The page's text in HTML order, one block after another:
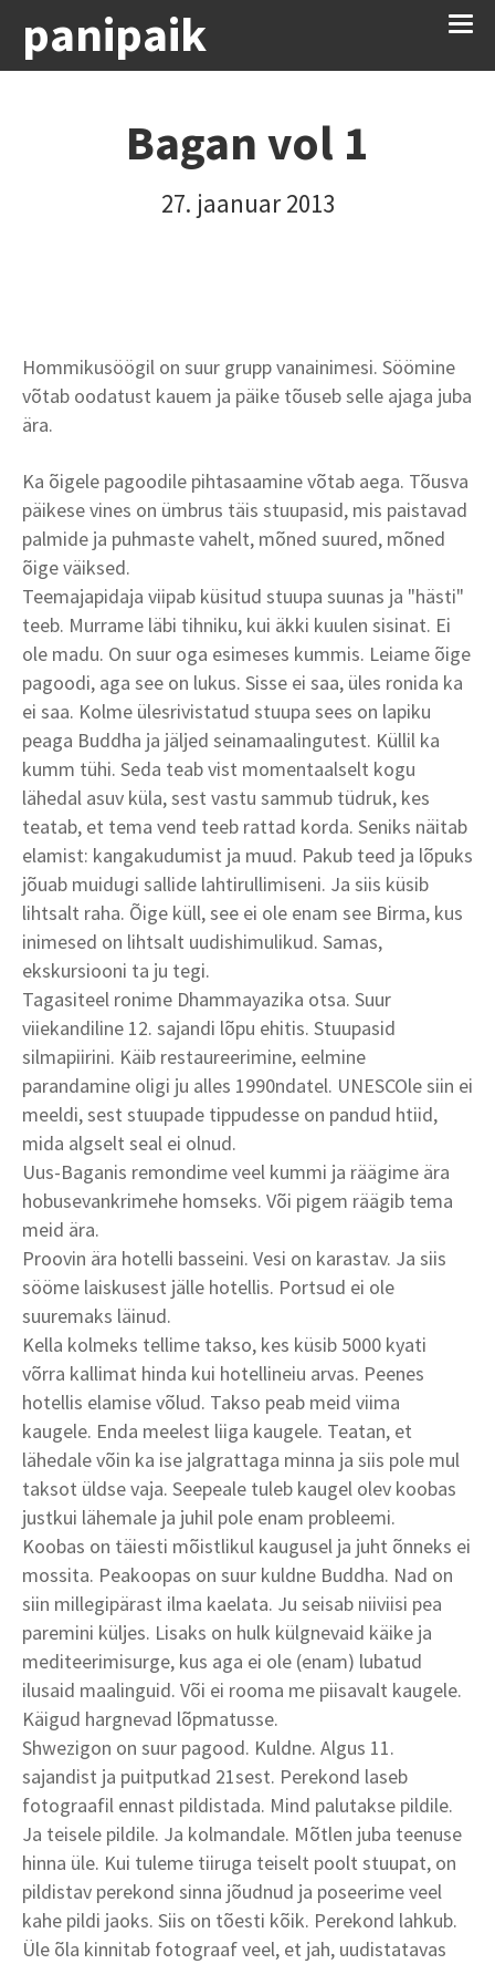
panipaik
Bagan vol 1
27. jaanuar 2013
Hommikusöögil on suur grupp vanainimesi. Söömine
võtab oodatust kauem ja päike tõuseb selle ajaga juba
ära.
Ka õigele pagoodile pihtasaamine võtab aega. Tõusva
päikese vines on ümbrus täis stuupasid, mis paistavad
palmide ja puhmaste vahelt, mõned suured, mõned
õige väiksed.
Teemajapidaja viipab küsitud stuupa suunas ja "hästi"
teeb. Murrame läbi tihniku, kui äkki kuulen sisinat. Ei
ole madu. On suur oga esimeses kummis. Leiame õige
pagoodi, aga see on lukus. Sisse ei saa, üles ronida ka
ei saa. Kolme ülesrivistatud stuupa sees on lapiku
peaga Buddha ja jäljed seinamaalingutest. Küllil ka
kumm tühi. Seda teab vist momentaalselt kogu
lähedal asuv küla, sest vastu sammub tüdruk, kes
teatab, et tema vend teeb rattad korda. Seniks näitab
elamist: kangakudumist ja muud. Pakub teed ja lõpuks
jõuab muidugi sallide lahtirullimiseni. Ja siis küsib
lihtsalt raha. Õige küll, see ei ole enam see Birma, kus
inimesed on lihtsalt uudishimulikud. Samas,
ekskursiooni ta ju tegi.
Tagasiteel ronime Dhammayazika otsa. Suur
viiekandiline 12. sajandi lõpu ehitis. Stuupasid
silmapiirini. Käib restaureerimine, eelmine
parandamine oligi ju alles 1990ndatel. UNESCOle siin ei
meeldi, sest stuupade tippudesse on pandud htiid,
mida algselt seal ei olnud.
Uus-Baganis remondime veel kummi ja räägime ära
hobusevankrimehe homseks. Või pigem räägib tema
meid ära.
Proovin ära hotelli basseini. Vesi on karastav. Ja siis
sööme laiskusest jälle hotellis. Portsud ei ole
suuremaks läinud.
Kella kolmeks tellime takso, kes küsib 5000 kyati
võrra kallimat hinda kui hotellineiu arvas. Peenes
hotellis elamise võlud. Takso peab meid viima
kaugele. Enda meelest liiga kaugele. Teatan, et
lähedale võin ka ise jalgrattaga minna ja siis pole mul
taksot üldse vaja. Seepeale tuleb kaugel olev koobas
justkui lähemale ja juhil pole enam probleemi.
Koobas on täiesti mõistlikul kaugusel ja juht õnneks ei
mossita. Peakoopas on suur kuldne Buddha. Nad on
siin millegipärast ilma kaelata. Ju seisab niiviisi pea
paremini küljes. Lisaks on hulk külgnevaid käike ja
mediteerimisurge, kus aga ei ole (enam) lubatud
ilusaid maalinguid. Või ei rooma me piisavalt kaugele.
Käigud hargnevad lõpmatusse.
Shwezigon on suur pagood. Kuldne. Algus 11.
sajandist ja puitputkad 21sest. Perekond laseb
fotograafil ennast pildistada. Mind palutakse pildile.
Ja teisele pildile. Ja kolmandale. Mõtlen juba teenuse
hinna üle. Kui tuleme tiiruga teiselt poolt stuupat, on
pildistav perekond sinna jõudnud ja poseerime veel
kahe pildi jaoks. Siis on tõesti kõik. Perekond lahkub.
Üle õla kinnitab fotograaf veel, et jah, uudistatavas